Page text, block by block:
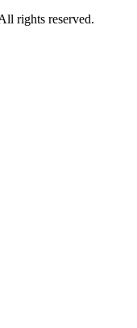
rights reserved.